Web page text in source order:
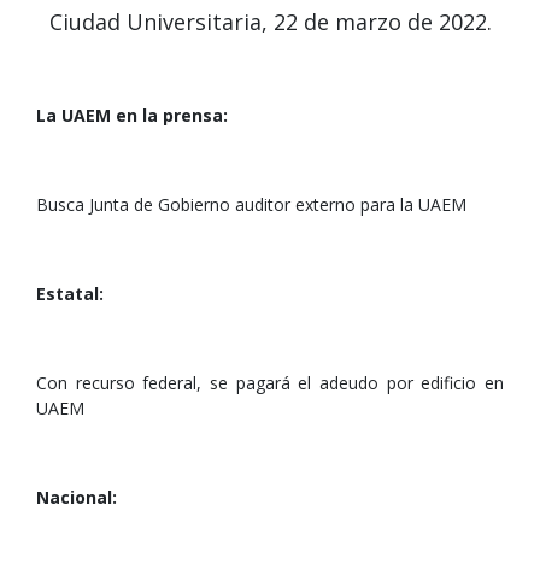
Ciudad Universitaria, 22 de marzo de 2022.
La UAEM en la prensa:
Busca Junta de Gobierno auditor externo para la UAEM
Estatal:
Con recurso federal, se pagará el adeudo por edificio en
UAEM
Nacional: